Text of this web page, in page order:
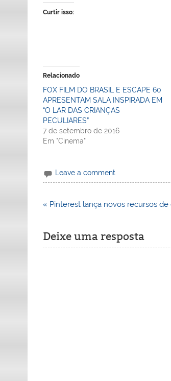
Curtir isso:
Relacionado
FOX FILM DO BRASIL E ESCAPE 60
APRESENTAM SALA INSPIRADA EM
“O LAR DAS CRIANÇAS
PECULIARES”
7 de setembro de 2016
Em "Cinema"
Leave a comment
Navegação
« Pinterest lança novos recursos
Deixe uma resposta